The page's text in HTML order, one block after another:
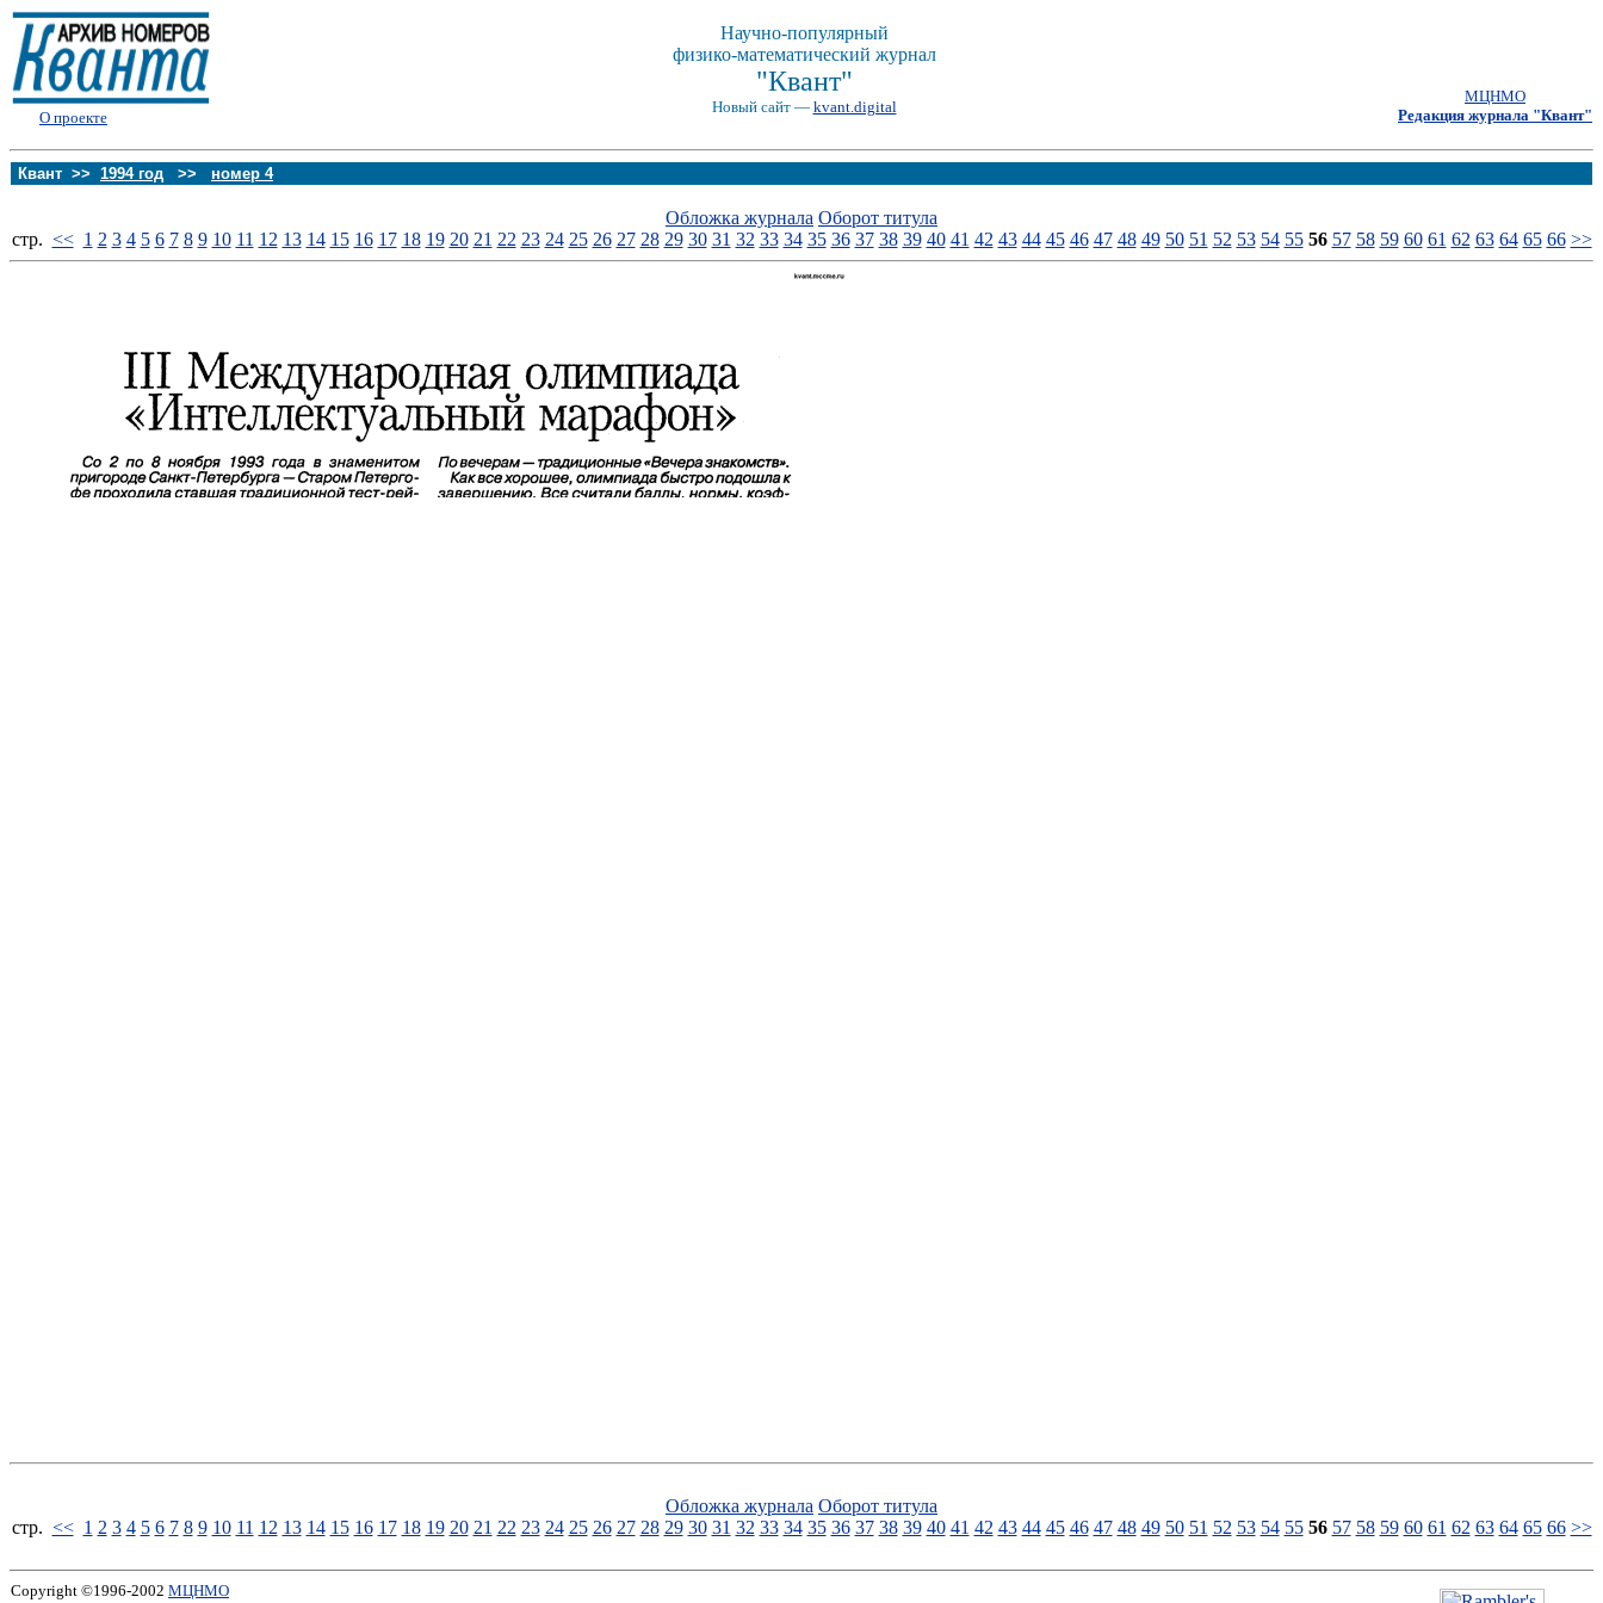
О проекте
Научно-популярный
физико-математический журнал
"Квант"
Новый сайт — kvant.digital
МЦНМО
Редакция журнала "Квант"
Квант >> 1994 год >> номер 4
Обложка журнала Оборот титула
стp. << 1 2 3 4 5 6 7 8 9 10 11 12 13 14 15 16 17 18 19 20 21 22 23 24 25 26 27 28 29 30 31 32 33 34 35 36 37 38 39 40 41 42 43 44 45 46 47 48 49 50 51 52 53 54 55 56 57 58 59 60 61 62 63 64 65 66 >>
Обложка журнала Оборот титула
стp. << 1 2 3 4 5 6 7 8 9 10 11 12 13 14 15 16 17 18 19 20 21 22 23 24 25 26 27 28 29 30 31 32 33 34 35 36 37 38 39 40 41 42 43 44 45 46 47 48 49 50 51 52 53 54 55 56 57 58 59 60 61 62 63 64 65 66 >>
Copyright ©1996-2002 МЦНМО